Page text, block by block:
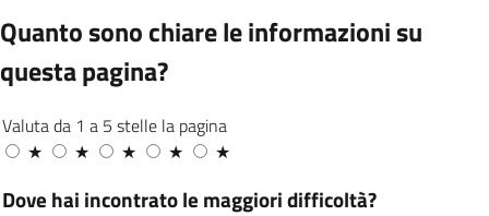
interessate.
Nel rispetto di questo principio sono avviate
per l’anno 2026 le seguenti azioni di
miglioramento:
DEMOGRAFICI - C.SO TORINO
Incentivare, tramite idonei strumenti di